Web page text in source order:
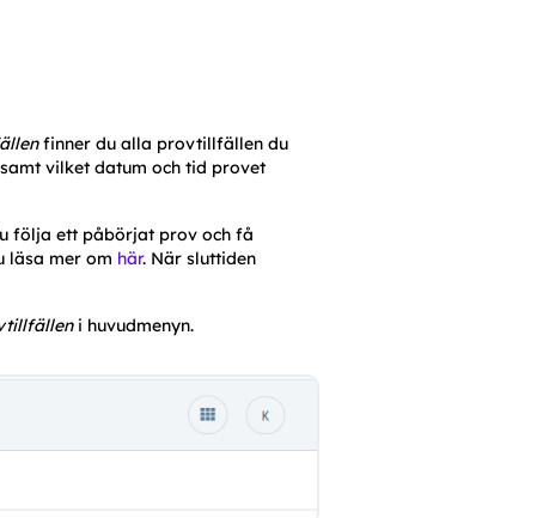
finner du alla provtillfällen du
vilket datum och tid provet
följa ett påbörjat prov och få
läsa mer om här. När sluttiden
i huvudmenyn.